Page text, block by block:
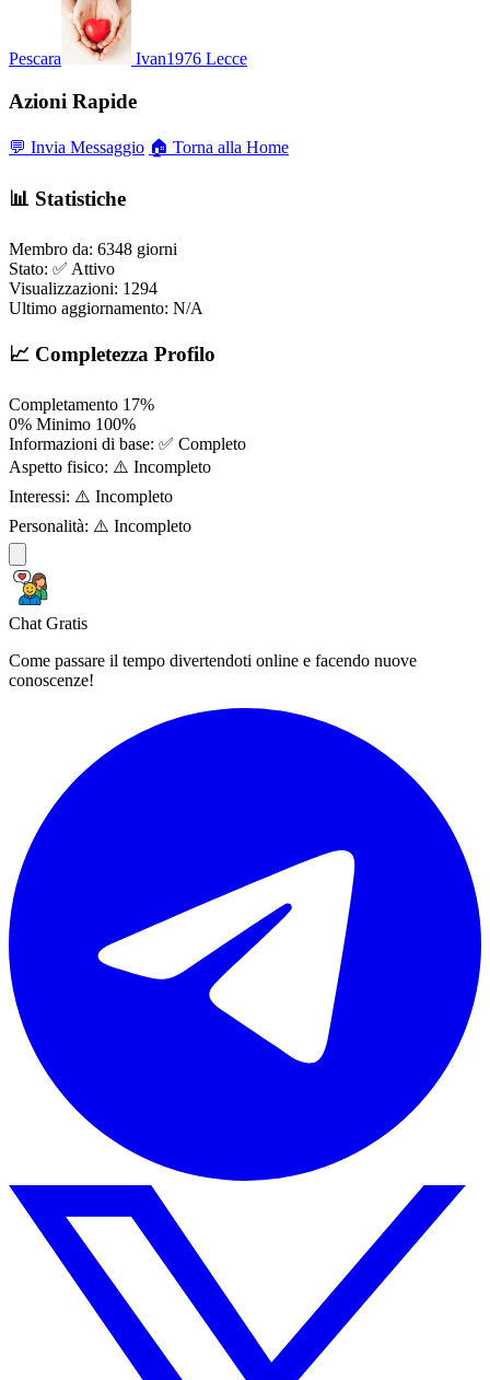
Pescara Ivan1976 Lecce
Azioni Rapide
💬 Invia Messaggio 🏠 Torna alla Home
📊 Statistiche
Membro da: 6348 giorni
Stato: ✅ Attivo
Visualizzazioni: 1294
Ultimo aggiornamento: N/A
📈 Completezza Profilo
Completamento 17%
0% Minimo 100%
Informazioni di base: ✅ Completo
Aspetto fisico: ⚠️ Incompleto
Interessi: ⚠️ Incompleto
Personalità: ⚠️ Incompleto
Chat Gratis
Come passare il tempo divertendoti online e facendo nuove
conoscenze!